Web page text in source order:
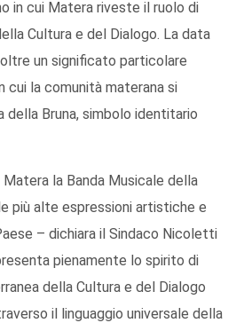
in cui Matera riveste il ruolo di
Cultura e del Dialogo. La data
un significato particolare
cui la comunità materana si
della Bruna, simbolo identitario
Matera la Banda Musicale della
più alte espressioni artistiche e
– dichiara il Sindaco Nicoletti
pienamente lo spirito di
della Cultura e del Dialogo
il linguaggio universale della